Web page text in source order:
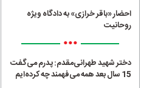
احضار «باقر خرازی» به دادگاه ویژه
روحانیت
•••
دختر شهید طهرانی‌مقدم: پدرم می‌گفت
15 سال بعد همه می‌فهمند چه کرده‌ایم